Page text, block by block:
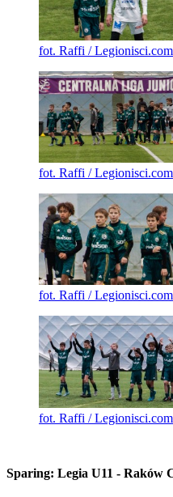
fot. Raffi / Legionisci.com
fot. Raffi / Legionisci.com
fot. Raffi / Legionisci.com
fot. Raffi / Legionisci.com
Sparing: Legia U11 - Raków